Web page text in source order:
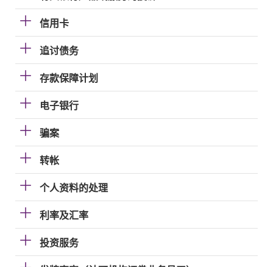
信用卡
追讨债务
存款保障计划
电子银行
骗案
转帐
个人资料的处理
利率及汇率
投资服务